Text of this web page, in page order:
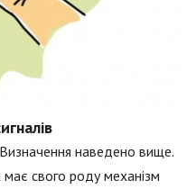
наведено вище.
свого роду механізм